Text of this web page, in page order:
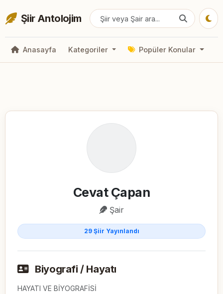
Şiir Antolojim
Anasayfa Kategoriler Popüler Konular
Cevat Çapan
Şair
29 Şiir Yayınlandı
Biyografi / Hayatı
HAYATI VE BİYOGRAFİSİ